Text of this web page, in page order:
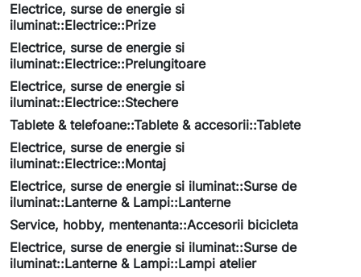
Electrice, surse de energie si
iluminat::Electrice::Prize
Electrice, surse de energie si
iluminat::Electrice::Prelungitoare
Electrice, surse de energie si
iluminat::Electrice::Stechere
Tablete & telefoane::Tablete & accesorii::Tablete
Electrice, surse de energie si
iluminat::Electrice::Montaj
Electrice, surse de energie si iluminat::Surse de
iluminat::Lanterne & Lampi::Lanterne
Service, hobby, mentenanta::Accesorii bicicleta
Electrice, surse de energie si iluminat::Surse de
iluminat::Lanterne & Lampi::Lampi atelier